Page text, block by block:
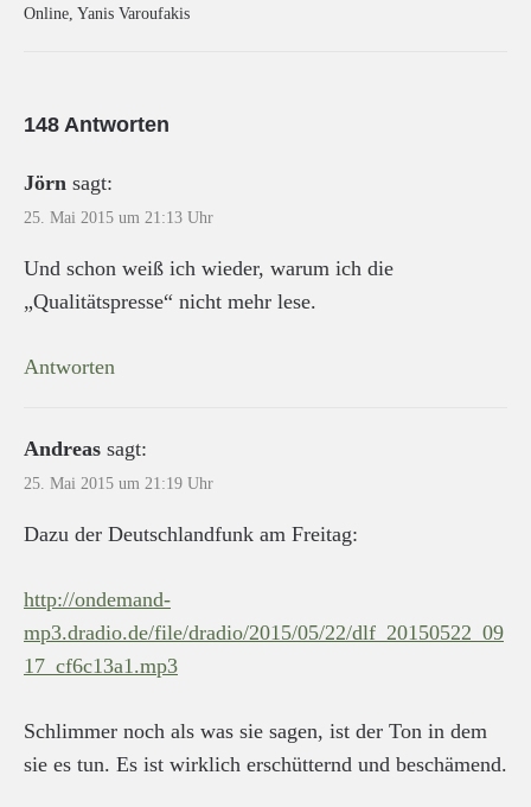
Online Yanis Varoufakis
148 Antworten
Jörn sagt:
25. Mai 2015 um 21:13 Uhr
Und schon weiß ich wieder, warum ich die
„Qualitätspresse“ nicht mehr lese.
Antworten
Andreas sagt:
25. Mai 2015 um 21:19 Uhr
Dazu der Deutschlandfunk am Freitag:
http://ondemand-
mp3.dradio.de/file/dradio/2015/05/22/dlf_20150522_09
17_cf6c13a1.mp3
Schlimmer noch als was sie sagen, ist der Ton in dem
sie es tun. Es ist wirklich erschütternd und beschämend.